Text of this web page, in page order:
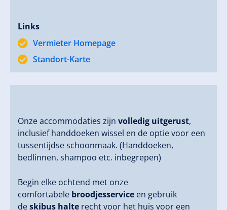
Links
Vermieter Homepage
Standort-Karte
Onze accommodaties zijn volledig uitgerust,
inclusief handdoeken wissel en de optie voor een
tussentijdse schoonmaak. (Handdoeken,
bedlinnen, shampoo etc. inbegrepen)
Begin elke ochtend met onze
comfortabele broodjesservice en gebruik
deskibus halte recht voor het huis voor een